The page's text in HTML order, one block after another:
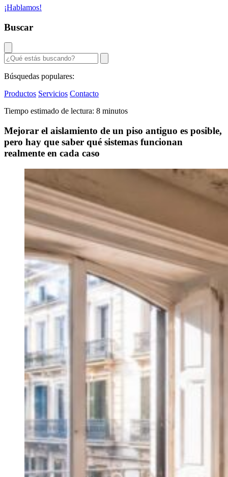
¡Hablamos!
Buscar
Búsquedas populares:
Productos Servicios Contacto
Tiempo estimado de lectura: 8 minutos
Mejorar el aislamiento de un piso antiguo es posible,
pero hay que saber qué sistemas funcionan
realmente en cada caso